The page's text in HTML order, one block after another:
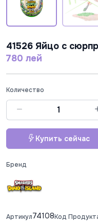
41526 Яйцо с
780 лей
Количество
Купить сейчас
Бренд
Артикул74108Код